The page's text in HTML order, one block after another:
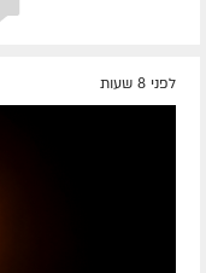
לפני 8 שעות